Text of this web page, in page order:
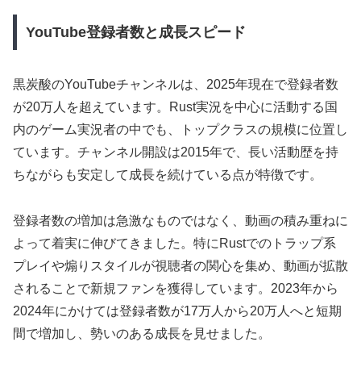
YouTube登録者数と成長スピード
黒炭酸のYouTubeチャンネルは、2025年現在で登録者数
が20万人を超えています。Rust実況を中心に活動する国
内のゲーム実況者の中でも、トップクラスの規模に位置し
ています。チャンネル開設は2015年で、長い活動歴を持
ちながらも安定して成長を続けている点が特徴です。
登録者数の増加は急激なものではなく、動画の積み重ねに
よって着実に伸びてきました。特にRustでのトラップ系
プレイや煽りスタイルが視聴者の関心を集め、動画が拡散
されることで新規ファンを獲得しています。2023年から
2024年にかけては登録者数が17万人から20万人へと短期
間で増加し、勢いのある成長を見せました。